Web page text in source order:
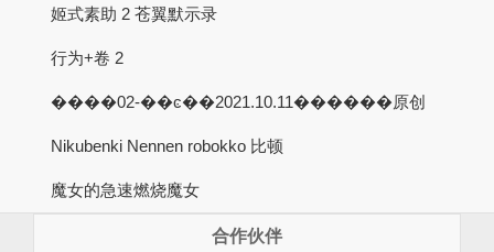
姬式素助 2 苍翼默示录
行为+卷 2
����02-��ͼ��2021.10.11������原创
Nikubenki Nennen robokko 比顿
魔女的急速燃烧魔女
合作伙伴